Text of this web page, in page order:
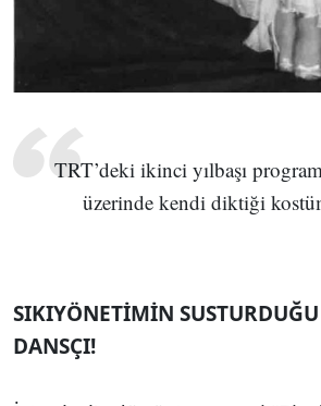
TRT’deki ikinci yılbaşı
üzerinde kendi diktiği
SIKIYÖNETİMİN
DANSÇI!